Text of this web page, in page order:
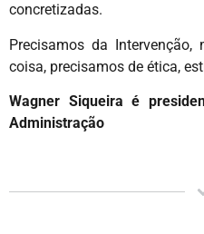
concretizadas.
Precisamos da
coisa, precisamos de ética,
Wagner Siqueira é
Administração